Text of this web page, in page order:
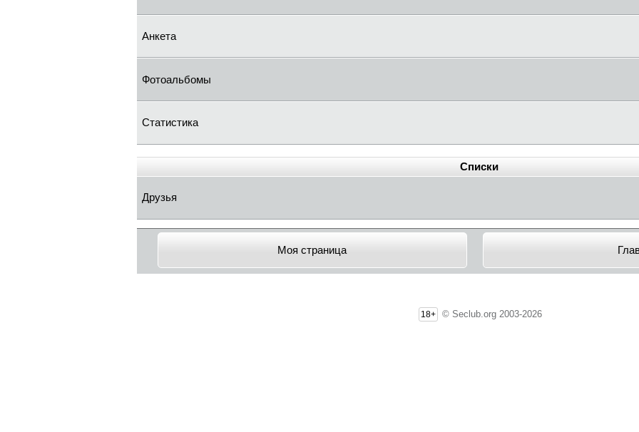
Анкета
Фотоальбомы
Статистика
Списки
Друзья
Моя страница
18+ © Seclub.org 2003-2026